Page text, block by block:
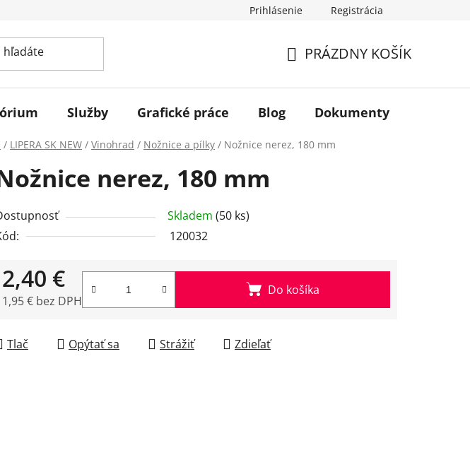
Prihlásenie Registrácia
KOŠÍK
PRÁZDNY KOŠÍK
Služby Grafické práce Blog Dokumenty
Domov
/ LIPERA SK NEW / Vinohrad / Nožnice a pílky / Nožnice nerez, 180 mm
nerez, 180 mm
Skladem (50 ks)
120032
2,40 €
1,95 € bez DPH
Do košíka
Tlač Opýtať sa Strážiť Zdieľať